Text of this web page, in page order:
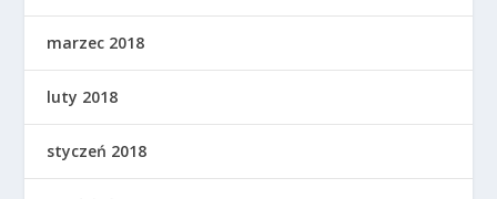
marzec 2018
luty 2018
styczeń 2018